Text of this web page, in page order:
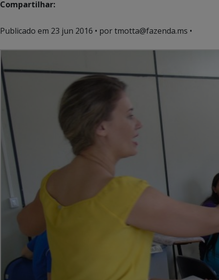
Compartilhar:
Publicado em 23 jun 2016 • por tmotta@fazenda.ms •